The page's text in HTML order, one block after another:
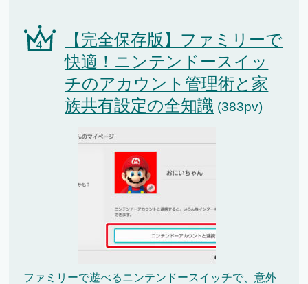
【完全保存版】ファミリーで
快適！ニンテンドースイッ
チのアカウント管理術と家
族共有設定の全知識 (383pv)
ファミリーで遊べるニンテンドースイッチで、意外